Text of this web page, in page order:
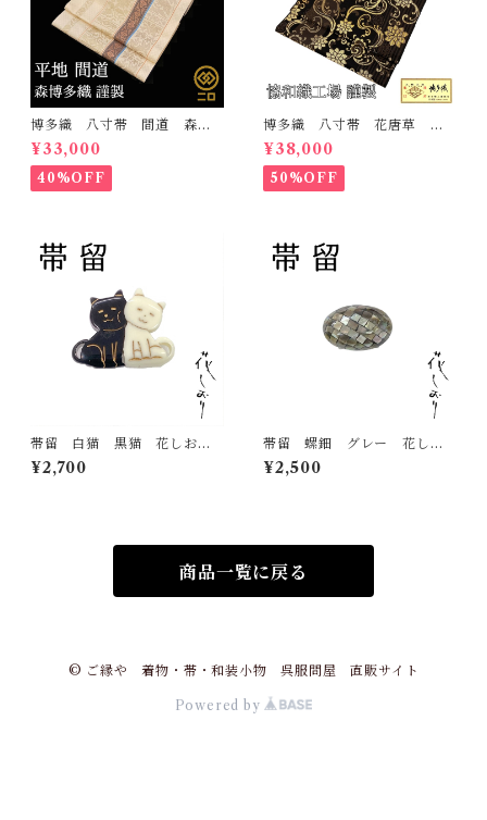
博多織 八寸帯 間道 森博
多織 正絹 日本製 未仕立
て 名古屋帯
¥33,000
40%OFF
博多織 八寸帯 花唐草 協
和織工場 正絹 日本製 未
仕立て 名古屋帯
¥38,000
50%OFF
帯留 白猫 黒猫 花しお
り 大原商店 帯飾り 日本
製 和装小物
¥2,700
帯留 螺鈿 グレー 花しお
り 大原商店 帯飾り 日本
製 和装小物
¥2,500
商品一覧に戻る
© ご縁や 着物・帯・和装小物 呉服問屋 直販サイト
Powered by